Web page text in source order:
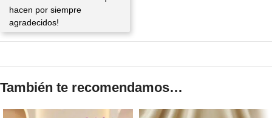
hacen por siempre
agradecidos!
También te recomendamos…